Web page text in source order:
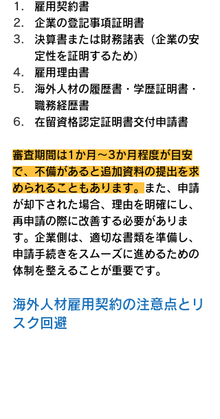
雇用契約書
企業の登記事項証明書
決算書または財務諸表（企業の安
定性を証明するため）
雇用理由書
海外人材の履歴書・学歴証明書・
職務経歴書
在留資格認定証明書交付申請書
審査期間は1か月〜3か月程度が目安
で、不備があると追加資料の提出を求
められることもあります。
また、申請
が却下された場合、理由を明確にし、
再申請の際に改善する必要がありま
す。企業側は、適切な書類を準備し、
申請手続きをスムーズに進めるための
体制を整えることが重要です。
海外人材雇用契約の注意点とリ
スク回避